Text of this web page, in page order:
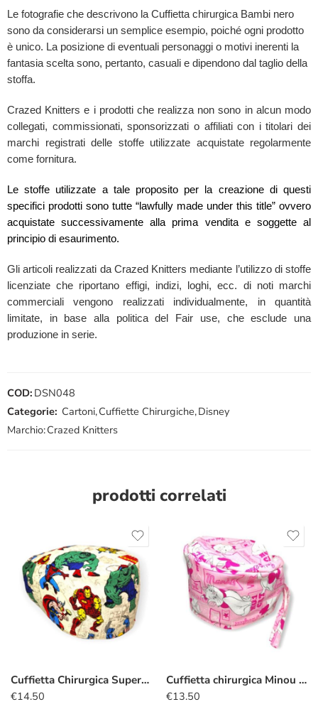
Le fotografie che descrivono la Cuffietta chirurgica Bambi nero
sono da considerarsi un semplice esempio, poiché ogni prodotto
è unico. La posizione di eventuali personaggi o motivi inerenti la
fantasia scelta sono, pertanto, casuali e dipendono dal taglio della
stoffa.
Crazed Knitters e i prodotti che realizza non sono in alcun modo
collegati, commissionati, sponsorizzati o affiliati con i titolari dei
marchi registrati delle stoffe utilizzate acquistate regolarmente
come fornitura.
Le stoffe utilizzate a tale proposito per la creazione di questi
specifici prodotti sono tutte “lawfully made under this title” ovvero
acquistate successivamente alla prima vendita e soggette al
principio di esaurimento.
Gli articoli realizzati da Crazed Knitters mediante l’utilizzo di stoffe
licenziate che riportano effigi, indizi, loghi, ecc. di noti marchi
commerciali vengono realizzati individualmente, in quantità
limitate, in base alla politica del Fair use, che esclude una
produzione in serie.
COD: DSN048
Categorie: Cartoni,Cuffiette Chirurgiche,Disney
Marchio:Crazed Knitters
prodotti correlati
Cuffietta Chirurgica Supereroi old style
€14.50
Cuffietta chirurgica Minou smile
€13.50